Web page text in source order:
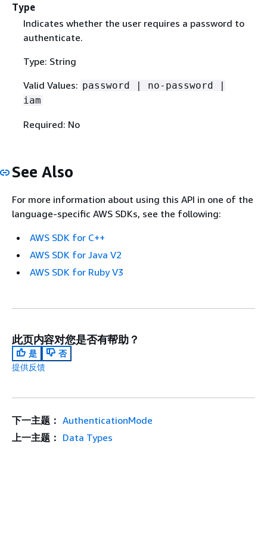
Type
Indicates whether the user requires a password to
authenticate.
Type: String
Valid Values: password | no-password |
iam
Required: No
See Also
For more information about using this API in one of the
language-specific AWS SDKs, see the following:
AWS SDK for C++
AWS SDK for Java V2
AWS SDK for Ruby V3
此页内容对您是否有帮助？
是
否
提供反馈
下一主题： AuthenticationMode
上一主题： Data Types